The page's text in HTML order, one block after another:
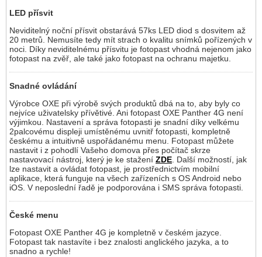
LED přísvit
Neviditelný noční přísvit obstarává 57ks LED diod s dosvitem až
20 metrů. Nemusíte tedy mít strach o kvalitu snímků pořízených v
noci. Díky neviditelnému přísvitu je fotopast vhodná nejenom jako
fotopast na zvěř, ale také jako fotopast na ochranu majetku.
Snadné ovládání
Výrobce OXE při výrobě svých produktů dbá na to, aby byly co
nejvíce uživatelsky přívětivé. Ani fotopast OXE Panther 4G není
výjimkou. Nastavení a správa fotopasti je snadní díky velkému
2palcovému displeji umístěnému uvnitř fotopasti, kompletně
českému a intuitivně uspořádanému menu. Fotopast můžete
nastavit i z pohodlí Vašeho domova přes počítač skrze
nastavovací nástroj, který je ke stažení ZDE . Další možností, jak
lze nastavit a ovládat fotopast, je prostřednictvím mobilní
aplikace, která funguje na všech zařízeních s OS Android nebo
iOS. V neposlední řadě je podporována i SMS správa fotopasti.
České menu
Fotopast OXE Panther 4G je kompletně v českém jazyce.
Fotopast tak nastavíte i bez znalosti anglického jazyka, a to
snadno a rychle!